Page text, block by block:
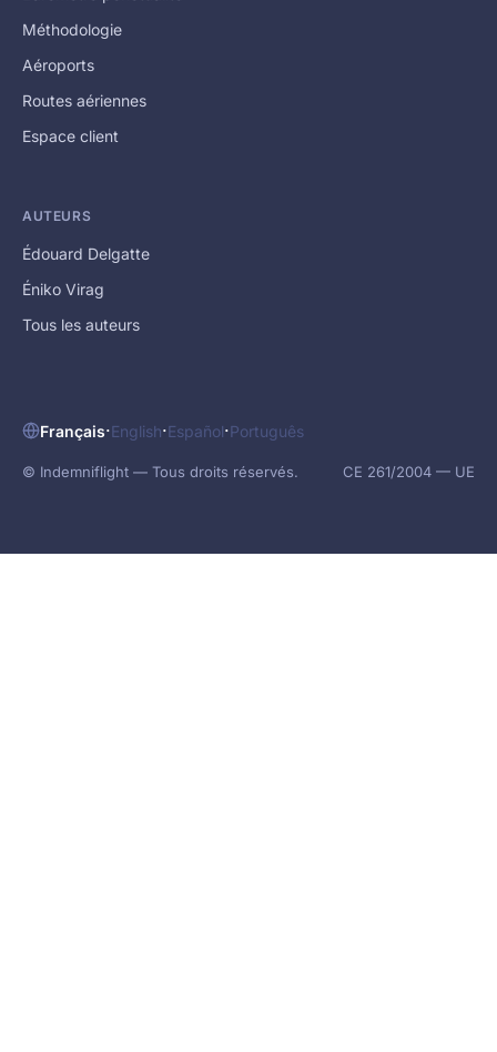
Méthodologie
Aéroports
Routes aériennes
Espace client
AUTEURS
Édouard Delgatte
Éniko Virag
Tous les auteurs
Français·English·Español·Português
© Indemniflight — Tous droits réservés. CE 261/2004 — UE